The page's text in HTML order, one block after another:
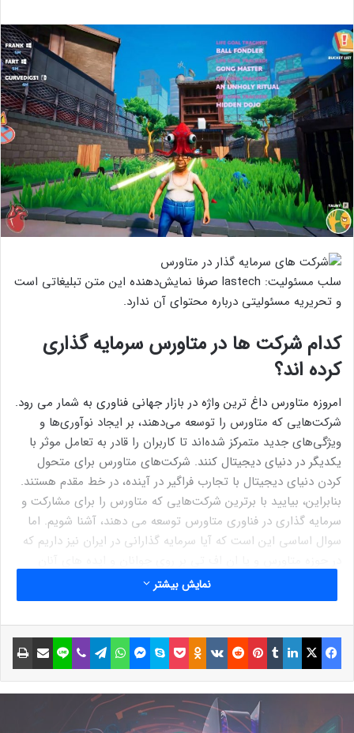
سلب مسئولیت: lastech صرفا نمایش‌دهنده این متن تبلیغاتی است
و تحریریه مسئولیتی درباره محتوای آن ندارد.
کدام شرکت ها در متاورس سرمایه گذاری
کرده اند؟
امروزه متاورس داغ ترین واژه در بازار جهانی فناوری به شمار می رود.
شرکت‌هایی که متاورس را توسعه می‌دهند، بر ایجاد نوآوری‌ها و
ویژگی‌های جدید متمرکز شده‌اند تا کاربران را قادر به تعامل موثر با
یکدیگر در دنیای دیجیتال کنند. شرکت‌های متاورس برای متحول
کردن دنیای دیجیتال با تجارب فراگیر در آینده، در خط مقدم هستند.
بنابراین، بیایید با برترین شرکت‌هایی که متاورس را برای مشارکت و
سرمایه گذاری در فناوری متاورس توسعه می دهند، آشنا شویم. اما
سوال اساسی این است که آیا سرمایه گذارانی در ایران نیز داریم که
سرمایه گذاری کنند؟! گروه آکادمی متاورس، به صورت تخصصی بر
روی ایده های نوآورانه در حوزه NFT و Metaverse سرمایه گذاری
می کنند.
Meta
متا شرکت اصلی توسعه متاورس برای کاربران و بازیکنان است تا در
شبکه گسترده دنیای مجازی سه بعدی بی‌درنگ با حفظ هویت و
نمایش بیشتر
فیسبوک ایکس لینکداین تامبلر پینتریست Reddit
VKontakte
Odnoklassniki پاکت اسکایپ مسنجر واتس آپ تلگرام وایبر لاین اشتراک گذاری با ایمیل